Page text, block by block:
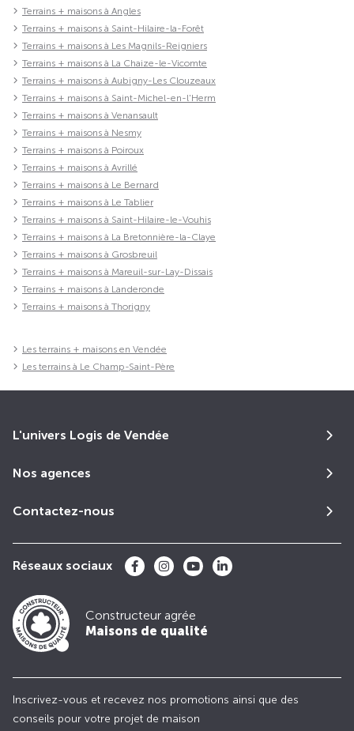
Terrains + maisons à Angles
Terrains + maisons à Saint-Hilaire-la-Forêt
Terrains + maisons à Les Magnils-Reigniers
Terrains + maisons à La Chaize-le-Vicomte
Terrains + maisons à Aubigny-Les Clouzeaux
Terrains + maisons à Saint-Michel-en-l'Herm
Terrains + maisons à Venansault
Terrains + maisons à Nesmy
Terrains + maisons à Poiroux
Terrains + maisons à Avrillé
Terrains + maisons à Le Bernard
Terrains + maisons à Le Tablier
Terrains + maisons à Saint-Hilaire-le-Vouhis
Terrains + maisons à La Bretonnière-la-Claye
Terrains + maisons à Grosbreuil
Terrains + maisons à Mareuil-sur-Lay-Dissais
Terrains + maisons à Landeronde
Terrains + maisons à Thorigny
Les terrains + maisons en Vendée
Les terrains à Le Champ-Saint-Père
L'univers Logis de Vendée
Nos agences
Contactez-nous
Réseaux sociaux
Constructeur agrée
Maisons de qualité
Inscrivez-vous et recevez nos promotions ainsi que des
conseils pour votre projet de maison